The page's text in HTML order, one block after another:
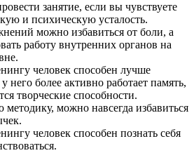
занятие, если вы чувствуете
и психическую усталость.
можно избавиться от боли, а
работу внутренних органов на
человек способен лучше
него более активно работает память,
творческие способности.
можно навсегда избавиться
человек способен познать себя